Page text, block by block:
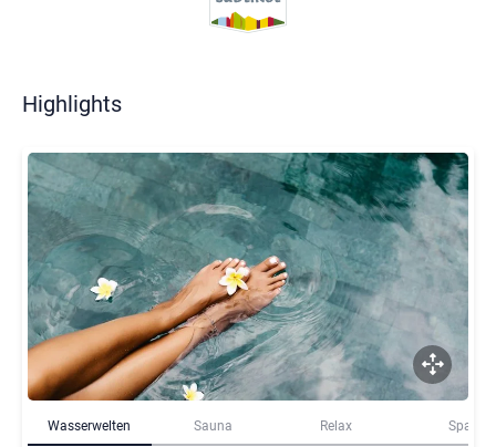
Highlights
Wasserwelten Sauna Relax Spa